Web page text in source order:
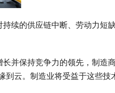
续的供应链中断、劳动力短
并保持竞争力的领先，制造
云。制造业将受益于这些技